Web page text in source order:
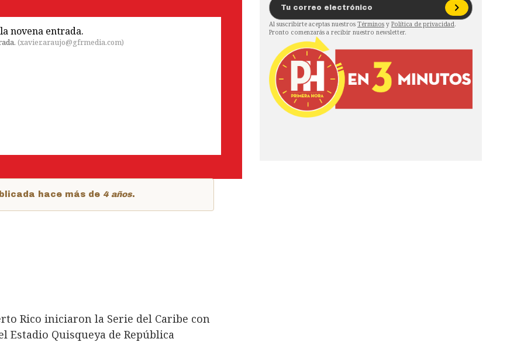
(xavier.araujo@gfrmedia.com)
hace más de 4 años.
Rico iniciaron la Serie del Caribe con
Estadio Quisqueya de República
Al suscribirte aceptas nuestros Términos y Política de privacidad.
Pronto comenzarás a recibir nuestro newsletter.